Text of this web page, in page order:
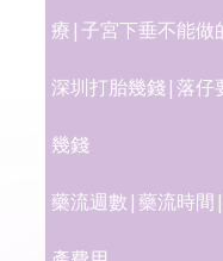
療|子宮下垂不能做
深圳打胎幾錢|落
幾錢
藥流週數|藥流時